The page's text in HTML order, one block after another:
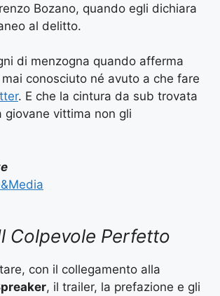
Bozano, quando egli dichiara
al delitto.
di menzogna quando afferma
conosciuto né avuto a che fare
. E che la cintura da sub trovata
giovane vittima non gli
Colpevole Perfetto
con il collegamento alla
, il trailer, la prefazione e gli